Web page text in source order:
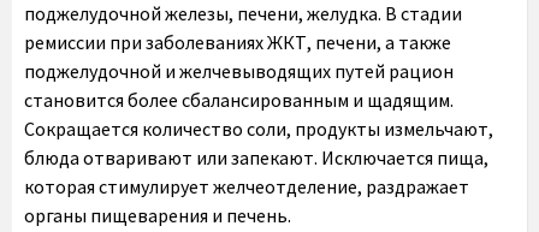
поджелудочной железы, печени, желудка. В стадии
ремиссии при заболеваниях ЖКТ, печени, а также
поджелудочной и желчевыводящих путей рацион
становится более сбалансированным и щадящим.
Сокращается количество соли, продукты измельчают,
блюда отваривают или запекают. Исключается пища,
которая стимулирует желчеотделение, раздражает
органы пищеварения и печень.